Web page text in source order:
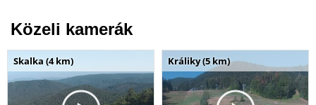
Közeli kamerák
Skalka (4 km) Králiky (5 km)